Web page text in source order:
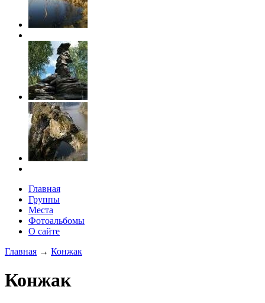
Главная
Группы
Места
Фотоальбомы
О сайте
Главная → Конжак
Конжак